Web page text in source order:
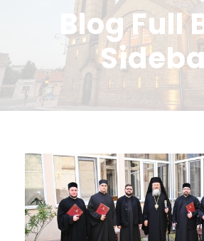
Blog Full